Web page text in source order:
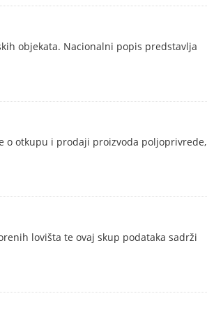
objekata. Nacionalni popis predstavlja
o otkupu i prodaji proizvoda poljoprivrede,
lovišta te ovaj skup podataka sadrži